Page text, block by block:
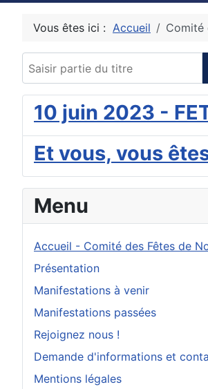
Menu
Accueil - Comité des Fêtes de
Présentation
Manifestations à venir
Manifestations passées
Rejoignez nous !
Demande d'informations et
Mentions légales
Vous êtes ici : Accueil Comité
10 juin 2023 -
Et vous, vous